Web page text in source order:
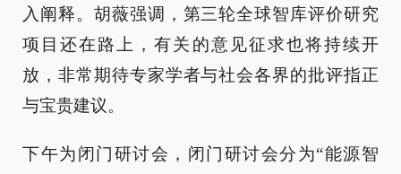
入阐释。胡薇强调，第三轮全球智库评价研究
项目还在路上，有关的意见征求也将持续开
放，非常期待专家学者与社会各界的批评指正
与宝贵建议。
下午为闭门研讨会，闭门研讨会分为“能源智